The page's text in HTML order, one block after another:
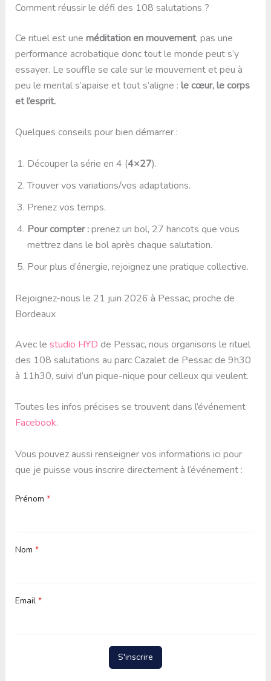
Comment réussir le défi des 108 salutations ?
Ce rituel est une méditation en mouvement, pas une
performance acrobatique donc tout le monde peut s’y
essayer. Le souffle se cale sur le mouvement et peu à
peu le mental s’apaise et tout s’aligne : le cœur, le corps
et l’esprit.
Quelques conseils pour bien démarrer :
Découper la série en 4 (4×27).
Trouver vos variations/vos adaptations.
Prenez vos temps.
Pour compter :prenez un bol, 27 haricots que vous
mettrez dans le bol après chaque salutation.
Pour plus d’énergie, rejoignez une pratique collective.
Rejoignez-nous le 21 juin 2026 à Pessac, proche de
Bordeaux
Avec le studio HYD de Pessac, nous organisons le rituel
des 108 salutations au parc Cazalet de Pessac de 9h30
à 11h30, suivi d’un pique-nique pour celleux qui veulent.
Toutes les infos précises se trouvent dans l’événement
Facebook.
Vous pouvez aussi renseigner vos informations ici pour
que je puisse vous inscrire directement à l’événement :
Prénom *
Nom *
Email *
S'inscrire